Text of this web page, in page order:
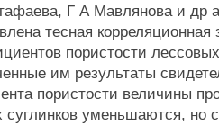
Г А Мавлянова и др
тесная корреляционная
пористости
им результаты
пористости величины
суглинков уменьшаются, но